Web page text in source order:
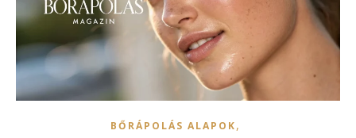
BŐRÁPOLÁS ALAPOK,